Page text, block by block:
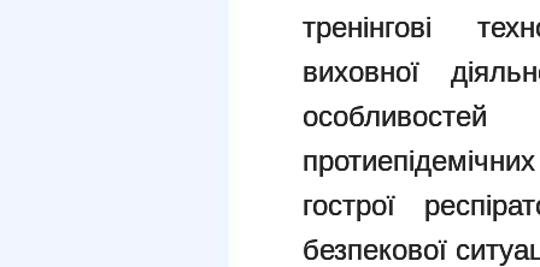
тренінгові
виховної
гострої
безпекової